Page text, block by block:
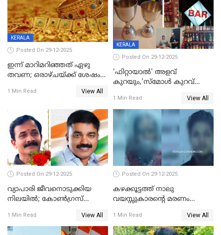
KERALA
Posted On 29-12-2025
ഇന്ന് മാറിമറിഞ്ഞത് ഏഴു
തവണ; ഒരാഴ്ചയ്ക്ക് ശേഷം
1 Min Read View All
KERALA
Posted On 29-12-2025
'ഫിറ്റായാൽ' അളവ്
കുറയും,'സ്‌മോൾ കുറവ്
പിഴ
1 Min Read View All
Posted On 29-12-2025
വ്യാപാരി ജീവനൊടുക്കിയ
നിലയില്‍; കോണ്‍ഗ്രസ്
മാനസികപീഡനമെന്ന് കുറിപ്പ്
1 Min Read View All
Posted On 29-12-2025
കഴക്കൂട്ടത്ത് നാലു
വയസ്സുകാരന്റെ മരണം
സുഹൃത്തും പൊലീസ്
കസ്റ്റഡിയിൽ
1 Min Read View All